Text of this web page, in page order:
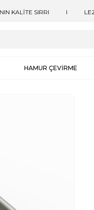
HAMUR ÇEVİRME